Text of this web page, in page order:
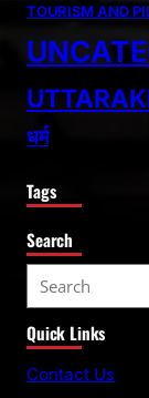
TOURISM AND
धर्म
Tags
Search
e
a
r
Quick Links
Contact Us